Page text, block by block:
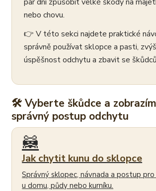
nebo chovu.
👉 V této sekci najdete praktické
správně používat sklopce a pasti,
úspěšnost odchytu a zbavit se
🛠 Vyberte škůdce a
správný postup odchytu
🦝
Jak chytit kunu do sklopce
Správný sklopec, návnada a postup
u domu, půdy nebo kurníku.